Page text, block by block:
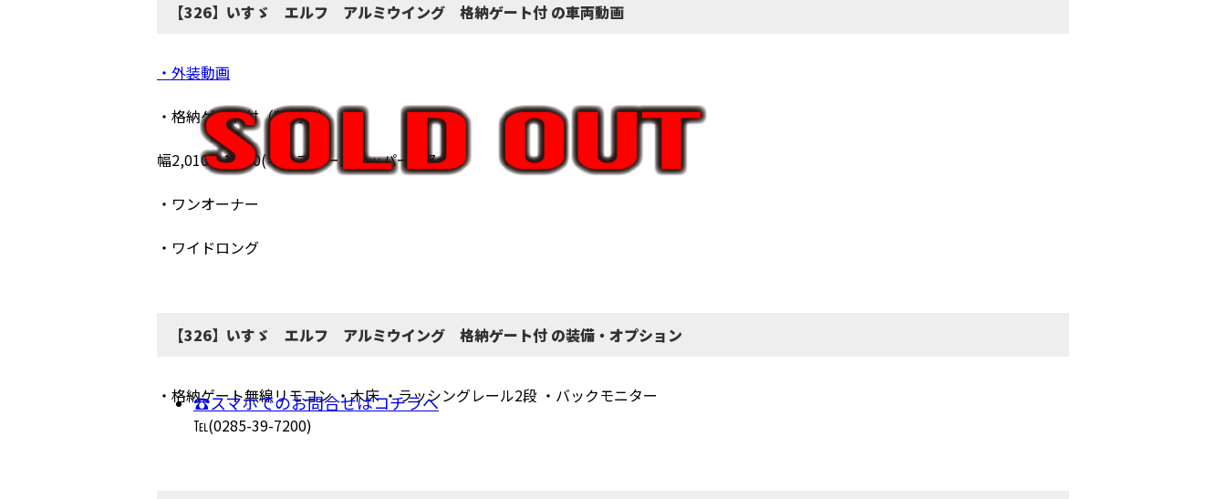
【326】いすゞ エルフ アルミウイング 格納ゲート付 の車両動画
・外装動画
・格納ゲート付（新明和）
幅2,010×1,300(キャスターストッパー117㎝)
・ワンオーナー
・ワイドロング
【326】いすゞ エルフ アルミウイング 格納ゲート付 の装備・オプション
・格納ゲート無線リモコン ・木床 ・ラッシングレール2段 ・バックモニター
☎スマホでのお問合せはコチラへ
℡(0285-39-7200)